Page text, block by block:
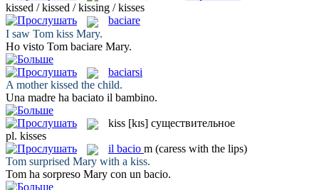
kissed / kissed / kissing / kisses
baciare
I saw Tom kiss Mary.
Ho visto Tom baciare Mary.
baciarsi
A motherkissed the child.
Una madre ha baciato il bambino.
kiss [kɪs] существительное
pl. kisses
il bacio m (caress with the lips)
Tom surprised Mary with a kiss.
Tom ha sorpreso Mary con un bacio.